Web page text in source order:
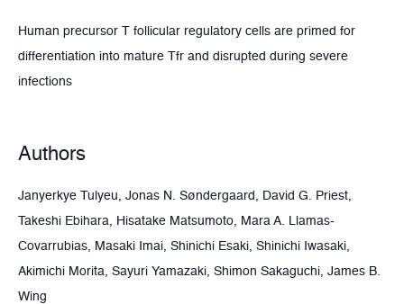
Human precursor T follicular regulatory cells are primed for
differentiation into mature Tfr and disrupted during severe
infections
Authors
Janyerkye Tulyeu, Jonas N. Søndergaard, David G. Priest,
Takeshi Ebihara, Hisatake Matsumoto, Mara A. Llamas-
Covarrubias, Masaki Imai, Shinichi Esaki, Shinichi Iwasaki,
Akimichi Morita, Sayuri Yamazaki, Shimon Sakaguchi, James B.
Wing